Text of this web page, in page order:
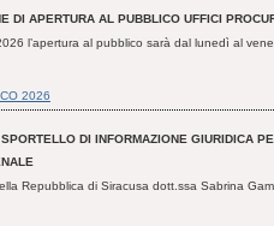
DI APERTURA AL PUBBLICO UFFICI
l’apertura al pubblico sarà dal lunedì al
2026
DI INFORMAZIONE GIURIDICA
Repubblica di Siracusa dott.ssa Sabrina